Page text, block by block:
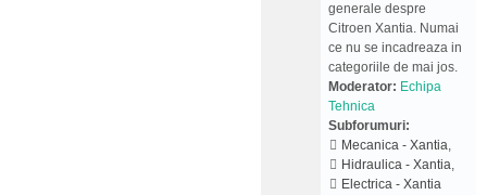
generale despre
Citroen Xantia. Numai
ce nu se incadreaza in
categoriile de mai jos.
Moderator: Echipa
Tehnica
Subforumuri:
Mecanica - Xantia,
Hidraulica - Xantia,
Electrica - Xantia